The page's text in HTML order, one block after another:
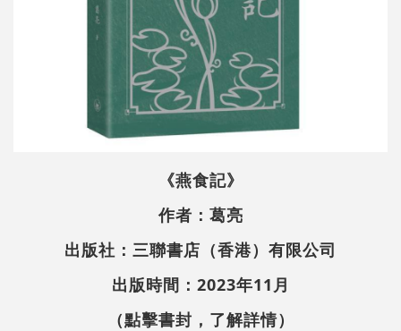
《燕食記》
作者：葛亮
出版社：三聯書店（香港）有限公司
出版時間：2023年11月
（點擊書封，了解詳情）